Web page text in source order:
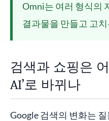
Omni는 여러 형식의
결과물을 만들고 고
검색과 쇼핑은
AI’로 바뀌나
Google 검색의 변화는